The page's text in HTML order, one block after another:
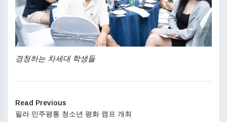
경청하는 차세대 학생들
Read Previous
필라 민주평통 청소년 평화 캠프 개최